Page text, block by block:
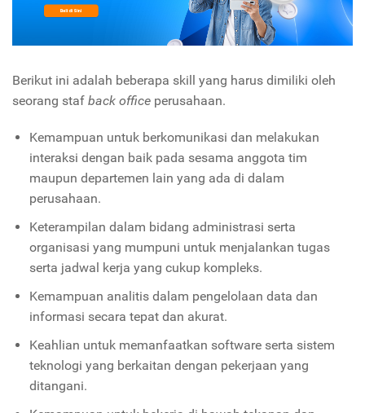
Berikut ini adalah beberapa skill yang harus dimiliki oleh
seorang staf back office perusahaan.
Kemampuan untuk berkomunikasi dan melakukan
interaksi dengan baik pada sesama anggota tim
maupun departemen lain yang ada di dalam
perusahaan.
Keterampilan dalam bidang administrasi serta
organisasi yang mumpuni untuk menjalankan tugas
serta jadwal kerja yang cukup kompleks.
Kemampuan analitis dalam pengelolaan data dan
informasi secara tepat dan akurat.
Keahlian untuk memanfaatkan software serta sistem
teknologi yang berkaitan dengan pekerjaan yang
ditangani.